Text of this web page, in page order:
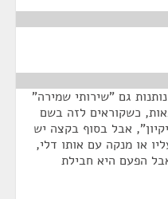
גם "שירותי שמירה"
כשקוראים לזה בשם
אבל בסוף בקצה יש
או מנקה עם אותו דלי,
הפעם היא חבילת